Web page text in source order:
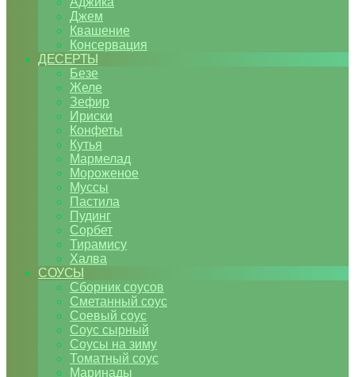
Джем
Квашение
Консервация
ДЕСЕРТЫ
Безе
Желе
Зефир
Ириски
Конфеты
Кутья
Мармелад
Мороженое
Муссы
Пастила
Пудинг
Сорбет
Тирамису
Халва
СОУСЫ
Сборник соусов
Сметанный соус
Соевый соус
Соус сырный
Соусы на зиму
Томатный соус
Маринады